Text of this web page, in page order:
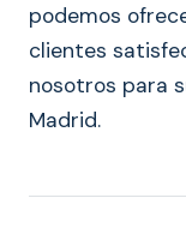
podemos
clientes
nosotros para
Madrid.